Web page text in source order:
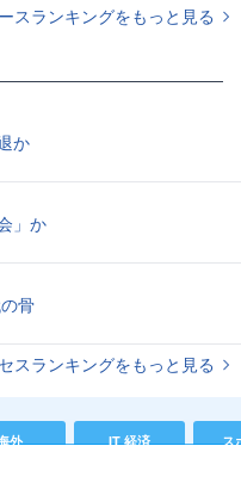
スランキングをもっと見る
か
」か
骨
スランキングをもっと見る
外 IT 経済 ス